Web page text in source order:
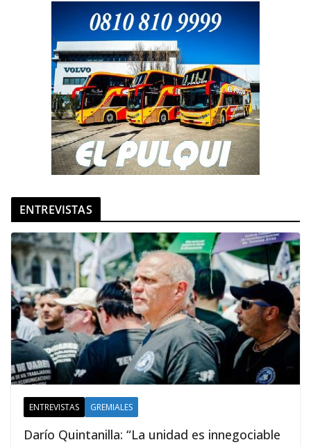
ENTREVISTAS
ENTREVISTAS GREMIALES
Darío Quintanilla: “La unidad es innegociable